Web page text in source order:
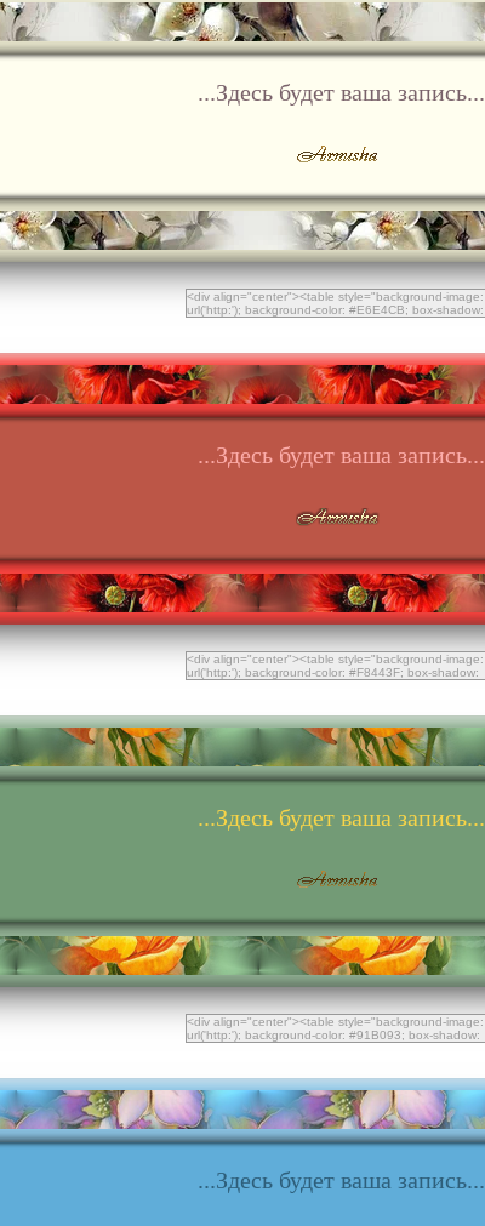
...Здесь будет ваша запись...
...Здесь будет ваша запись...
...Здесь будет ваша запись...
...Здесь будет ваша запись...